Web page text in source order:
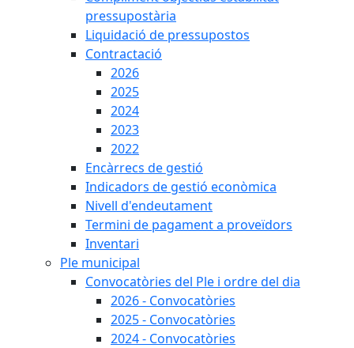
pressupostària
Liquidació de pressupostos
Contractació
2026
2025
2024
2023
2022
Encàrrecs de gestió
Indicadors de gestió econòmica
Nivell d'endeutament
Termini de pagament a proveïdors
Inventari
Ple municipal
Convocatòries del Ple i ordre del dia
2026 - Convocatòries
2025 - Convocatòries
2024 - Convocatòries